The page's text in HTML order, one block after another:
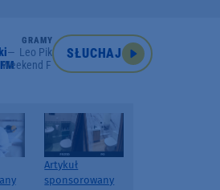
GRAMY
Leo Pik
Weekend FM
SŁUCHAJ
Artykuł
sponsorowany